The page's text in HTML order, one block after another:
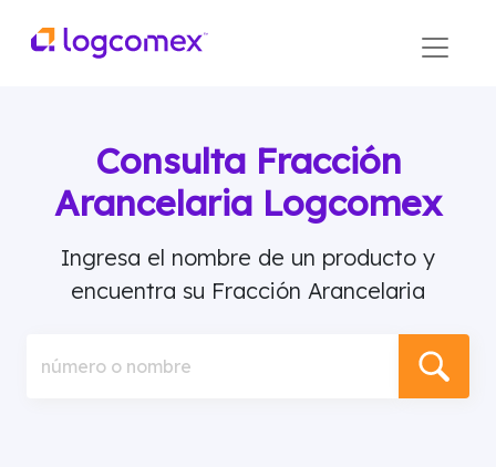
Consulta Fracción
Arancelaria Logcomex
Ingresa el nombre de un producto y
encuentra su Fracción Arancelaria
número o nombre